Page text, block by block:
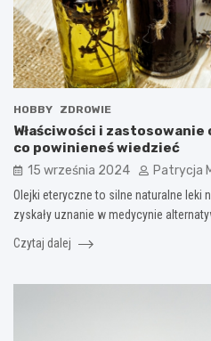
HOBBY ZDROWIE
Właściwości i
co powinieneś wiedzieć
15 września 2024 Patrycja
Olejki eteryczne to silne naturalne leki
zyskały uznanie w medycynie
Czytaj dalej